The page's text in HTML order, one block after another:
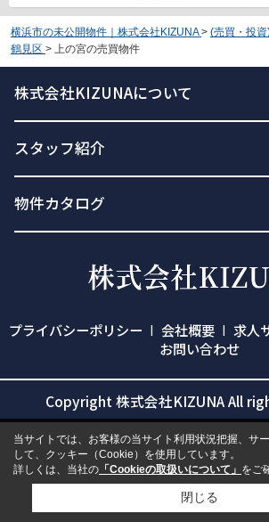
横浜市の未公開物件｜株式会社KIZUNA > (売買・投
鶴見区 > 上の宮の売買物件
株式会社KIZUNAについて
スタッフ紹介
物件カタログ
プライバシーポリシー 会社概要 求人
お問い合わせ
Copyright 株式会社KIZUNA All
当サイトでは、お客様の当サイト利用状況把握、サ
して、クッキー（Cookie）を使用しています。
詳しくは、当社の 「Cookieの取扱いについて」 をご
閉じる